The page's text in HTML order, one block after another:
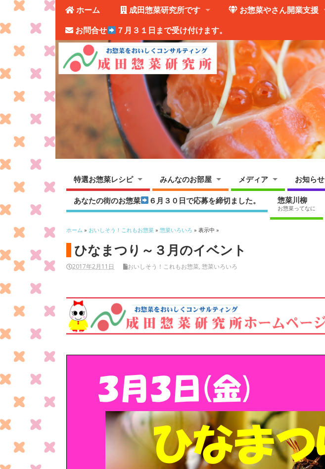
ホーム 成田惣菜研究所です お惣菜やさん開業支援
お問合せ
７月３１日まで受け付けます。
特選お惣菜レシピ みんなのお部屋 メディア お知らせ
あなたの街のお惣菜 ６月３０日で応募を締切ました。 惣菜川柳
お惣菜ってなに
ホーム » おいしそう！これもお惣菜 »惣菜いろいろ » 表示中 »
ひなまつり～３月のイベント
2017年2月11日 おいしそう！これもお惣菜,惣菜いろいろ